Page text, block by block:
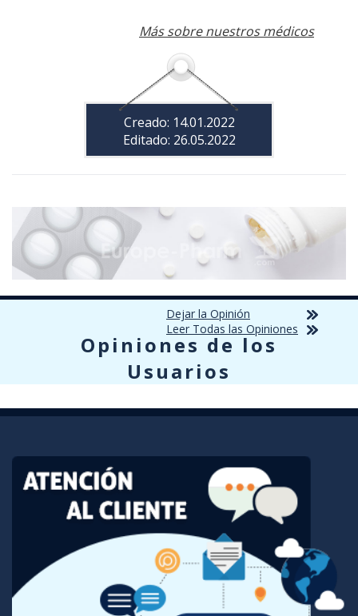
Más sobre nuestros médicos
Creado: 14.01.2022
Editado: 26.05.2022
Opiniones de los
Usuarios
Dejar la Opinión
Leer Todas las Opiniones